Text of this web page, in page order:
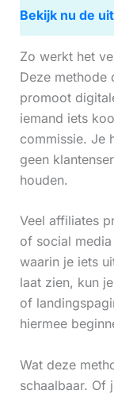
Bekijk nu de
Zo werkt het
Deze methode
promoot
iemand iets
commissie. Je
geen
houden.
Veel affiliates
of social
waarin je iets
laat zien, kun
of
hiermee
Wat deze
schaalbaar. Of